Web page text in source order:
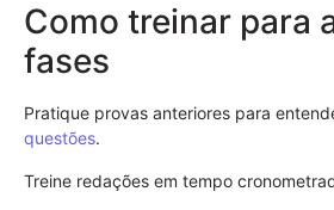
Como treinar para
fases
Pratique provas anteriores para
questões.
Treine redações em tempo